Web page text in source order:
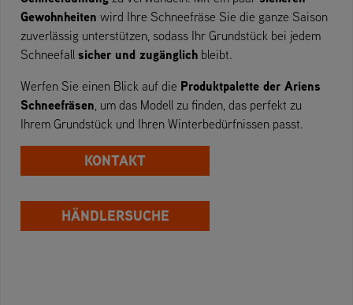
Gewohnheiten wird Ihre Schneefräse Sie die ganze Saison
zuverlässig unterstützen, sodass Ihr Grundstück bei jedem
Schneefall sicher und zugänglich bleibt.
Werfen Sie einen Blick auf die Produktpalette der Ariens
Schneefräsen , um das Modell zu finden, das perfekt zu
Ihrem Grundstück und Ihren Winterbedürfnissen passt.
KONTAKT
HÄNDLERSUCHE